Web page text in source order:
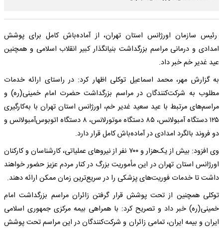
رئیس سازمان اورژانس استان تهران، از آماده‌باش کامل برای پوشش
امدادی و درمانی مراسم بزرگداشت بنیانگذار کبیر انقلاب اسلامی و همچنین
عید غدیر خم خبر داد.
به گزارش مهر، محمد اسماعیل توکلی اظهار کرد: در راستای ارائه خدمات
مطلوب به شرکت‌کنندگان در مراسم بزرگداشت حضرت امام خمینی(ره) و
مراسم‌های مرتبط با عید سعید غدیر خم، اورژانس استان تهران با به‌کارگیری
۱۲۵ دستگاه آمبولانس، ۸۵ دستگاه موتورلانس، ۸ دستگاه اتوبوس‌آمبولانس و
دو فروند بالگرد امدادی در آماده‌باش کامل قرار دارد.
وی افزود: بیش از یک‌هزار و ۷۰۰ نفر از نیروهای عملیاتی، کارشناسان و کارکنان
اورژانس استان تهران در این مأموریت بزرگ در کنار مردم عزیز حضور خواهند
داشت تا خدمات فوریت‌های پزشکی را در سریع‌ترین زمان ممکن ارائه دهند.
توکلی همچنین از تحت پوشش قرار گرفتن زائران مراسم بزرگداشت امام
خمینی(ره) خبر داد و تصریح کرد: با همراهی بیمه مرکزی جمهوری اسلامی
ایران و بیمه ایران، تمامی زائران و شرکت‌کنندگان در این مراسم تحت پوشش